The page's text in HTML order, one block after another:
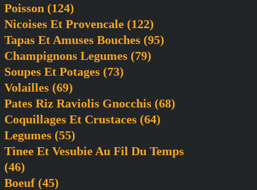
Poisson (124)
Nicoises Et Provencale (122)
Tapas Et Amuses Bouches (95)
Champignons Legumes (79)
Soupes Et Potages (73)
Volailles (69)
Pates Riz Raviolis Gnocchis (68)
Coquillages Et Crustaces (64)
Legumes (55)
Tinee Et Vesubie Au Fil Du Temps
(46)
Boeuf (45)